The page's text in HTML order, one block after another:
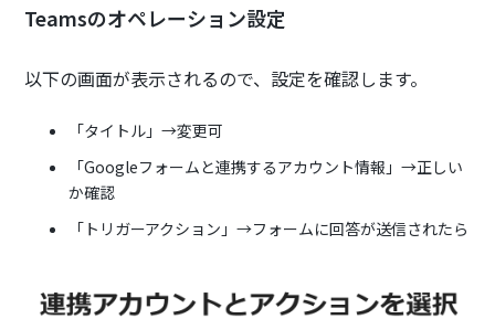
Teamsのオペレーション設定
以下の画面が表示されるので、設定を確認します。
「タイトル」→変更可
「Googleフォームと連携するアカウント情報」→正しい
か確認
「トリガーアクション」→フォームに回答が送信されたら